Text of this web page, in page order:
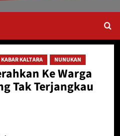
KABAR KALTARA NUNUKAN
Ke Warga
Tak Terjangkau